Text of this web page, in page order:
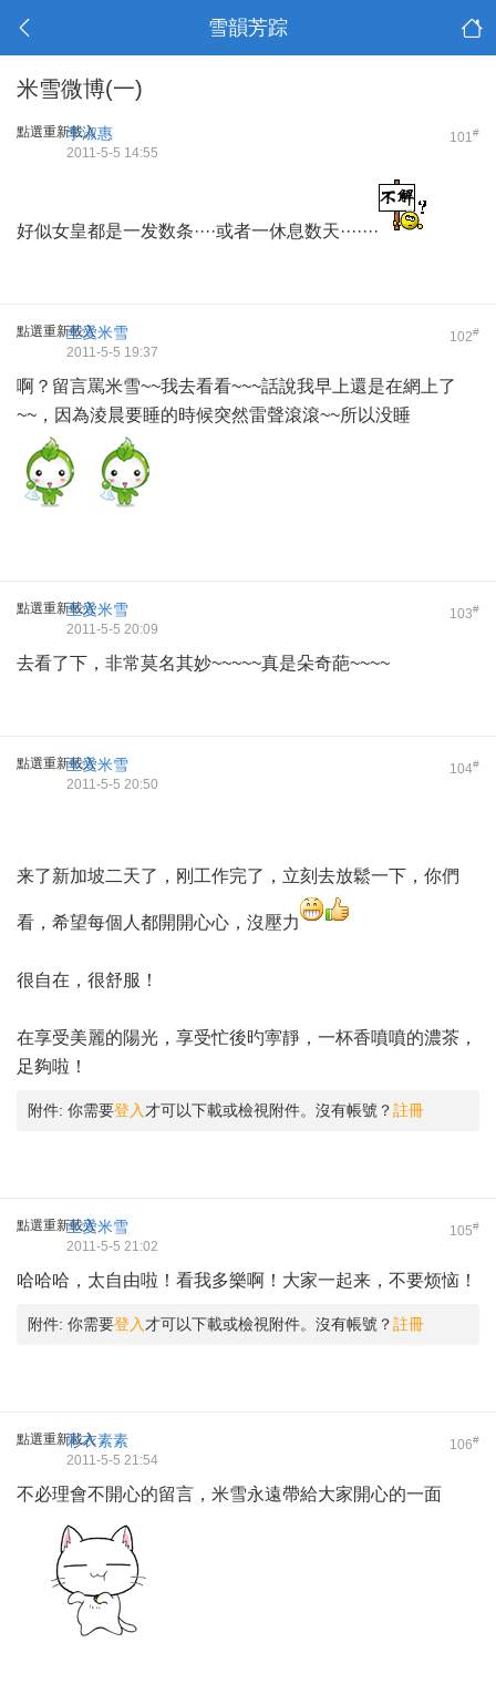
雪韻芳踪
米雪微博(一)
點選重新載入 101#
李淑惠
2011-5-5 14:55
好似女皇都是一发数条····或者一休息数天·······
點選重新載入 102#
至愛米雪
2011-5-5 19:37
啊？留言罵米雪~~我去看看~~~話說我早上還是在網上了
~~，因為淩晨要睡的時候突然雷聲滾滾~~所以没睡
點選重新載入 103#
至愛米雪
2011-5-5 20:09
去看了下，非常莫名其妙~~~~~真是朵奇葩~~~~
點選重新載入 104#
至愛米雪
2011-5-5 20:50
来了新加坡二天了，刚工作完了，立刻去放鬆一下，你們
看，希望每個人都開開心心，沒壓力
很自在，很舒服！
在享受美麗的陽光，享受忙後旳寕靜，一杯香噴噴的濃茶，
足夠啦！
附件: 你需要登入 才可以下載或檢視附件。沒有帳號？註冊
點選重新載入 105#
至愛米雪
2011-5-5 21:02
哈哈哈，太自由啦！看我多樂啊！大家一起来，不要烦恼！
附件: 你需要登入 才可以下載或檢視附件。沒有帳號？註冊
點選重新載入 106#
彩衣素素
2011-5-5 21:54
不必理會不開心的留言，米雪永遠帶給大家開心的一面